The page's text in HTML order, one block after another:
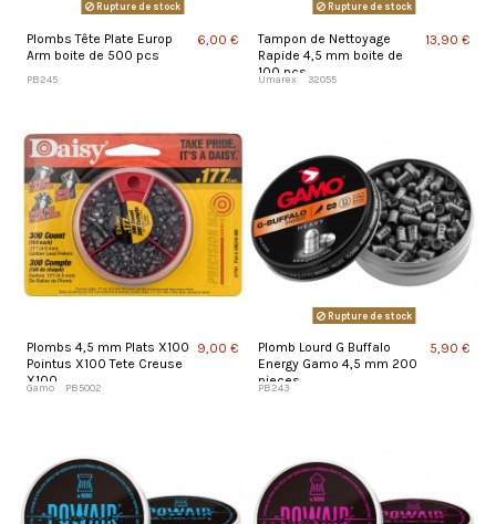
Rupture de stock
Plombs Tête Plate Europ
Arm boite de 500 pcs
PB245
6,00 €
Rupture de stock
Tampon de Nettoyage
Rapide 4,5 mm boite de
100 pcs
Umarex 32055
13,90 €
Plombs 4,5 mm Plats X100
Pointus X100 Tete Creuse
X100
Gamo PB5002
9,00 €
Rupture de stock
Plomb Lourd G Buffalo
Energy Gamo 4,5 mm 200
pieces
PB243
5,90 €